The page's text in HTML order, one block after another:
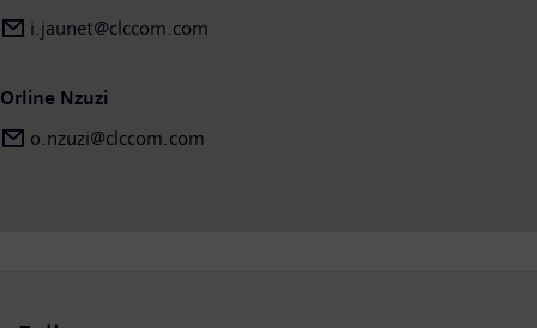
i.jaunet@clccom.com
Orline Nzuzi
o.nzuzi@clccom.com